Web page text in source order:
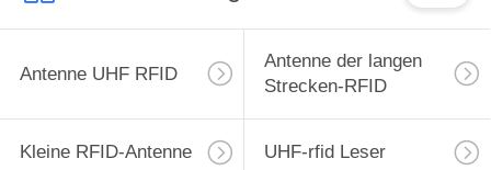
Antenne UHF RFID
Antenne der langen
Strecken-RFID
Kleine RFID-Antenne UHF-rfid Leser